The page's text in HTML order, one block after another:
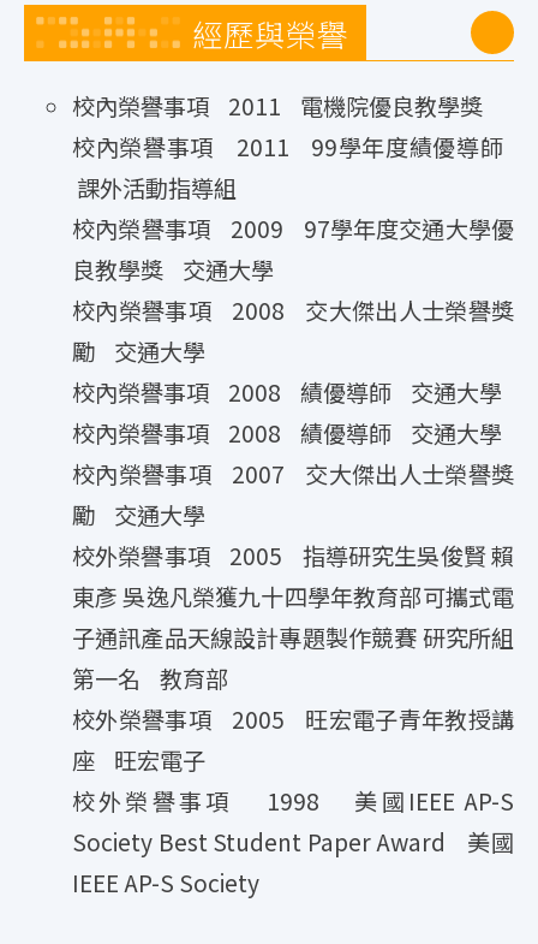
經歷與榮譽
校內榮譽事項 2011 電機院優良教學獎
校內榮譽事項 2011 99學年度績優導師
課外活動指導組
校內榮譽事項 2009 97學年度交通大學優
良教學獎 交通大學
校內榮譽事項 2008 交大傑出人士榮譽獎
勵 交通大學
校內榮譽事項 2008 績優導師 交通大學
校內榮譽事項 2008 績優導師 交通大學
校內榮譽事項 2007 交大傑出人士榮譽獎
勵 交通大學
校外榮譽事項 2005 指導研究生吳俊賢 賴
東彥 吳逸凡榮獲九十四學年教育部可攜式電
子通訊產品天線設計專題製作競賽 研究所組
第一名 教育部
校外榮譽事項 2005 旺宏電子青年教授講
座 旺宏電子
校外榮譽事項 1998 美國IEEE AP-S
Society Best Student Paper Award 美國
IEEE AP-S Society